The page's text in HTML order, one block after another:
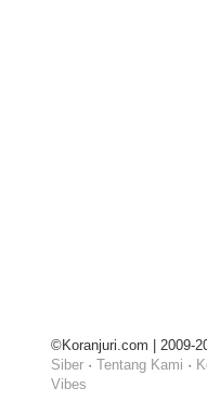
©Koranjuri.com | 2009-
Siber ·Tentang Kami ·
Vibes